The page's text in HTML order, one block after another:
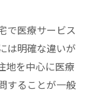
アを革新す
で医療サービス
は明確な違いが
地を中心に医療
することが一般